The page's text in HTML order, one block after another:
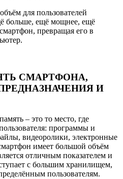
для пользователей
больше, ещё мощнее, ещё
превращая его в
СМАРТФОНА,
И
– это то место, где
программы и
видеоролики, электронные
имеет большой объём
отличным показателем и
с большим хранилищем,
пользователям.